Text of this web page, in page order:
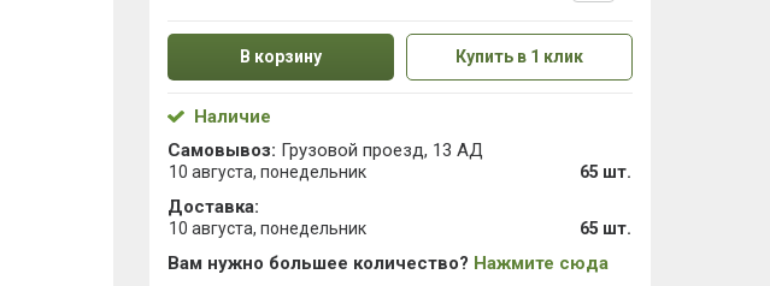
В корзину Купить в 1 клик
Наличие
Самовывоз: Грузовой проезд, 13 АД
10 августа, понедельник 65 шт.
Доставка:
10 августа, понедельник 65 шт.
Вам нужно большее количество? Нажмите сюда